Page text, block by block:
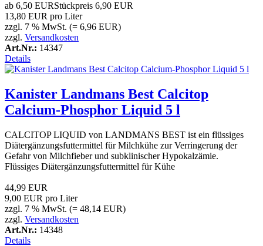
ab 6,50 EURStückpreis 6,90 EUR
13,80 EUR pro Liter
zzgl. 7 % MwSt. (= 6,96 EUR)
zzgl. Versandkosten
Art.Nr.: 14347
Details
Kanister Landmans Best Calcitop
Calcium-Phosphor Liquid 5 l
CALCITOP LIQUID von LANDMANS BEST ist ein flüssiges
Diätergänzungsfuttermittel für Milchkühe zur Verringerung der
Gefahr von Milchfieber und subklinischer Hypokalzämie.
Flüssiges Diätergänzungsfuttermittel für Kühe
44,99 EUR
9,00 EUR pro Liter
zzgl. 7 % MwSt. (= 48,14 EUR)
zzgl. Versandkosten
Art.Nr.: 14348
Details